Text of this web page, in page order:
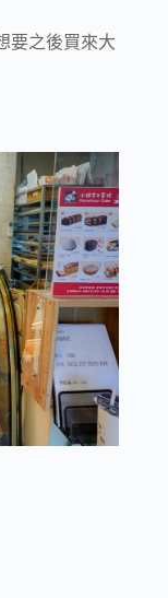
要之後買來大